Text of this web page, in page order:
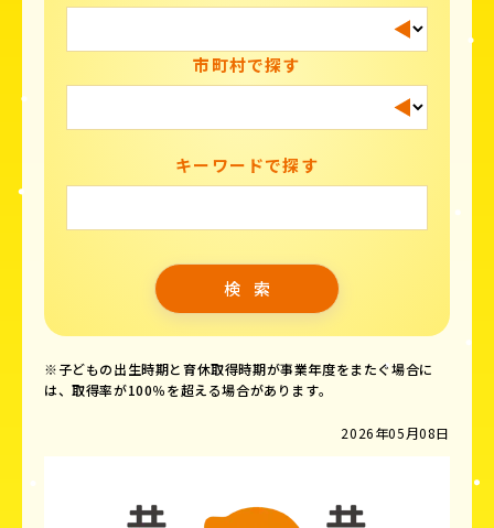
市町村で探す
キーワードで探す
※子どもの出生時期と育休取得時期が事業年度をまたぐ場合に
は、取得率が100％を超える場合があります。
2026年05月08日